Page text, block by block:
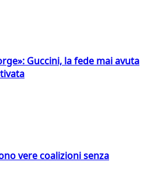
Guccini, la fede mai avuta
vere coalizioni senza